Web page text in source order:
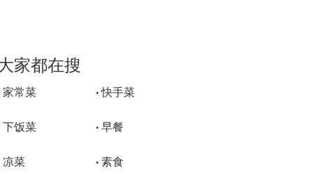
家都在搜
家常菜 •快手菜
下饭菜 • 早餐
凉菜 • 素食